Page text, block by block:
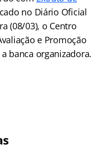
no Diário Oficial
(08/03), o Centro
e Promoção
banca organizadora.